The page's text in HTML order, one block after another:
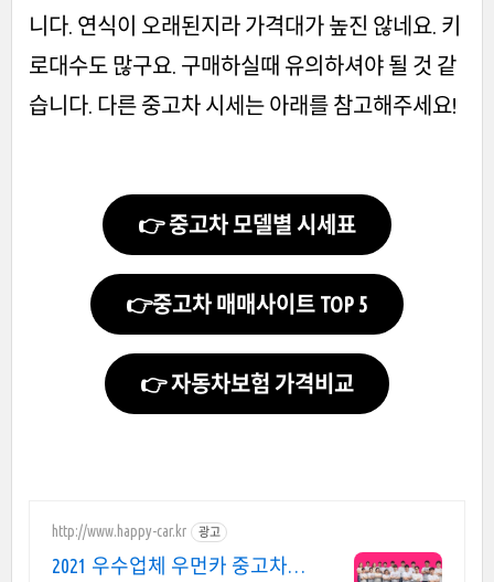
니다. 연식이 오래된지라 가격대가 높진 않네요. 키
로대수도 많구요. 구매하실때 유의하셔야 될 것 같
습니다. 다른 중고차 시세는 아래를 참고해주세요!
👉 중고차 모델별 시세표
👉중고차 매매사이트 TOP 5
👉 자동차보험 가격비교
http://www.happy-car.kr 광고
2021 우수업체 우먼카 중고차는